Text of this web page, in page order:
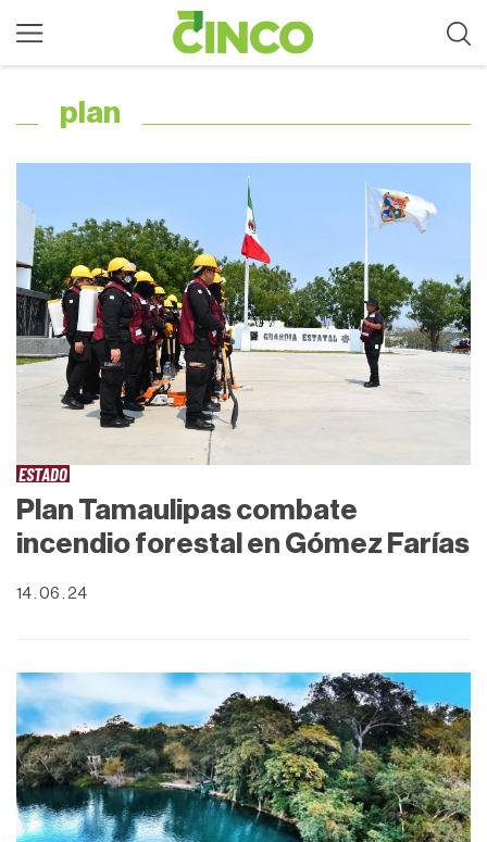
plan
ESTADO
Plan Tamaulipas combate
incendio forestal en Gómez Farías
14 . 06 . 24